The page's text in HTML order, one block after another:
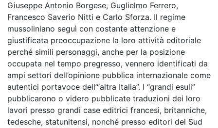
Giuseppe Antonio Borgese, Guglielmo Ferrero,
Francesco Saverio Nitti e Carlo Sforza. Il regime
mussoliniano seguì con costante attenzione e
giustificata preoccupazione la loro attività editoriale
perché simili personaggi, anche per la posizione
occupata nel tempo pregresso, vennero identificati da
ampi settori dell’opinione pubblica internazionale come
autentici portavoce dell’“altra Italia”. I “grandi esuli”
pubblicarono o videro pubblicate traduzioni dei loro
lavori presso grandi case editrici francesi, britanniche,
tedesche, statunitensi, nonché presso editori del Sud